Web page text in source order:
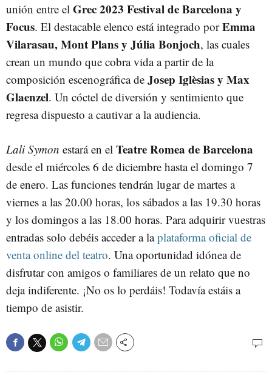
unión entre el Grec 2023 Festival de Barcelona y
Focus. El destacable elenco está integrado porEmma
Vilarasau, Mont Plans y Júlia Bonjoch, las cuales
crean un mundo que cobra vida a partir de la
composición escenográfica de Josep Iglèsias y Max
Glaenzel. Un cóctel de diversión y sentimiento que
regresa dispuesto a cautivar a la audiencia.
Lali Symon estará en el Teatre Romea de Barcelona
desde el miércoles 6 de diciembre hasta el domingo 7
de enero. Las funciones tendrán lugar de martes a
viernes a las 20.00 horas, los sábados a las 19.30 horas
y los domingos a las 18.00 horas. Para adquirir vuestras
entradas solo debéis acceder a laplataforma oficial de
venta online del teatro. Una oportunidad idónea de
disfrutar con amigos o familiares de un relato que no
deja indiferente. ¡No os lo perdáis! Todavía estáis a
tiempo de asistir.